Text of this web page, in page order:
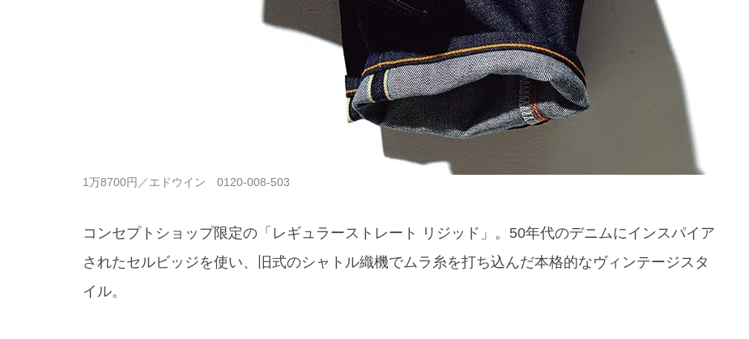
1万8700円／エドウイン 0120-008-503
コンセプトショップ限定の「レギュラーストレート リジッド」。50年代のデニムにインスパイア
されたセルビッジを使い、旧式のシャトル織機でムラ糸を打ち込んだ本格的なヴィンテージスタ
イル。